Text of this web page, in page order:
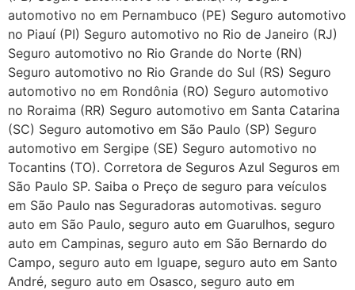
automotivo no em Pernambuco (PE) Seguro automotivo
no Piauí (PI) Seguro automotivo no Rio de Janeiro (RJ)
Seguro automotivo no Rio Grande do Norte (RN)
Seguro automotivo no Rio Grande do Sul (RS) Seguro
automotivo no em Rondônia (RO) Seguro automotivo
no Roraima (RR) Seguro automotivo em Santa Catarina
(SC) Seguro automotivo em São Paulo (SP) Seguro
automotivo em Sergipe (SE) Seguro automotivo no
Tocantins (TO). Corretora de Seguros Azul Seguros em
São Paulo SP. Saiba o Preço de seguro para veículos
em São Paulo nas Seguradoras automotivas. seguro
auto em São Paulo, seguro auto em Guarulhos, seguro
auto em Campinas, seguro auto em São Bernardo do
Campo, seguro auto em Iguape, seguro auto em Santo
André, seguro auto em Osasco, seguro auto em